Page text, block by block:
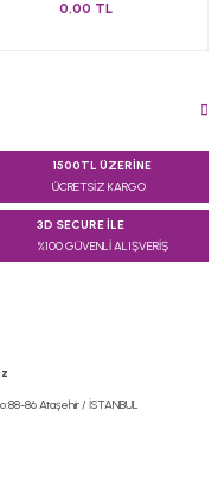
0,00 TL
1500TL ÜZERİNE
ÜCRETSİZ KARGO
3D SECURE İLE
%100 GÜVENLİ ALIŞVERİŞ
86 Ataşehir / İSTANBUL